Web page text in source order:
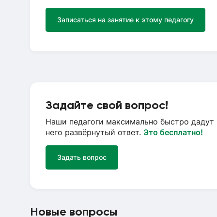
Записаться на занятие к этому педагогу
Задайте свой вопрос!
Наши педагоги максимально быстро дадут
него развёрнутый ответ. Это бесплатно!
Задать вопрос
Новые вопросы